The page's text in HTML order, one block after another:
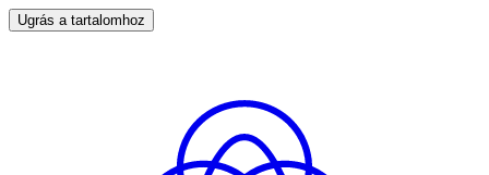
Ugrás a tartalomhoz